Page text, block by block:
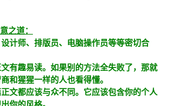
之道：
计师、排版员、电脑操作员等等密切合
有趣易读。如果别的方法全失败了，那就
和猩猩一样的人也看得懂。
文都应该与众不同。它应该包含你的个人
你的风格。